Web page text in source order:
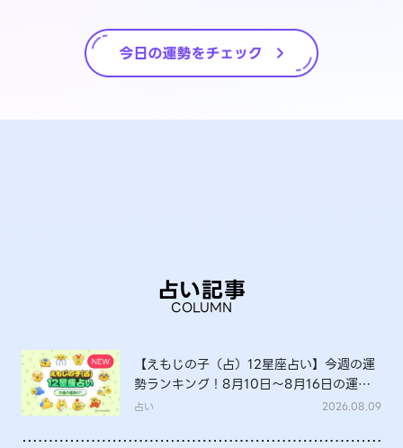
占い記事
COLUMN
【えもじの子（占）12星座占い】今週の運
勢ランキング！8月10日～8月16日の運勢
は？
占い 2026.08.09